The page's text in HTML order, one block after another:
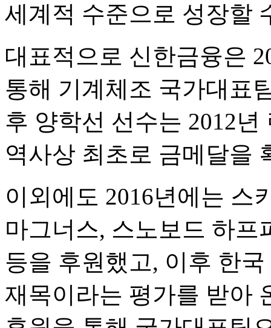
세계적 수준으로 성장할
대표적으로 신한금융은
통해 기계체조 국가대표
후 양학선 선수는 2012
역사상 최초로 금메달을
이외에도 2016년에는 스
마그너스, 스노보드 하
등을 후원했고, 이후 한
재목이라는 평가를 받아